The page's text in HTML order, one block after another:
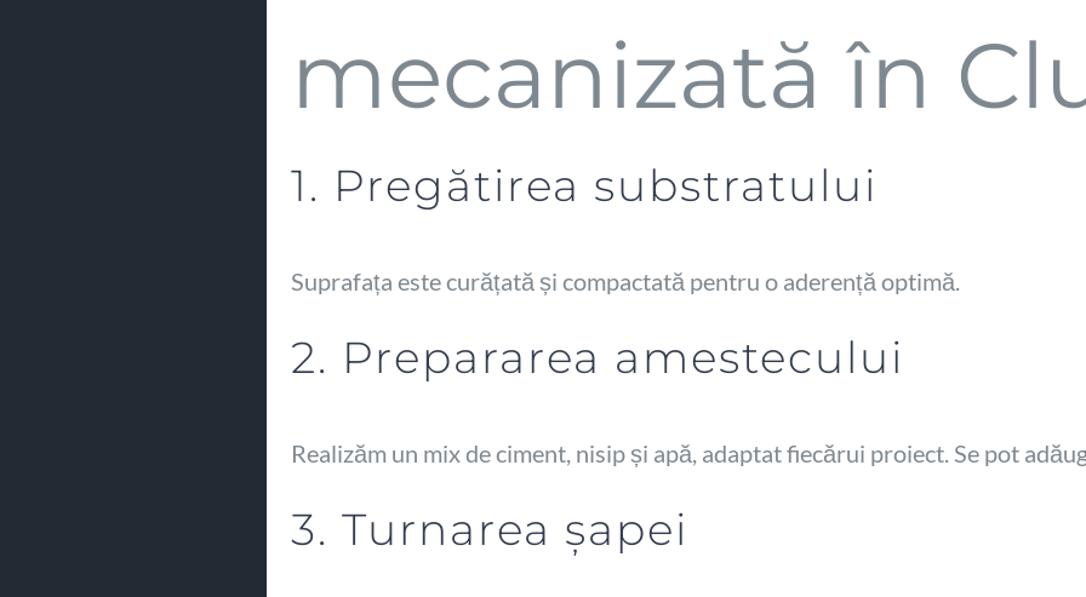
mecanizată în
1. Pregătirea substratului
Suprafața este curățată și compactată pentru o aderență optimă.
2. Prepararea amestecului
Realizăm un mix de ciment, nisip și apă, adaptat fiecărui proiect. Se pot
3. Turnarea șapei